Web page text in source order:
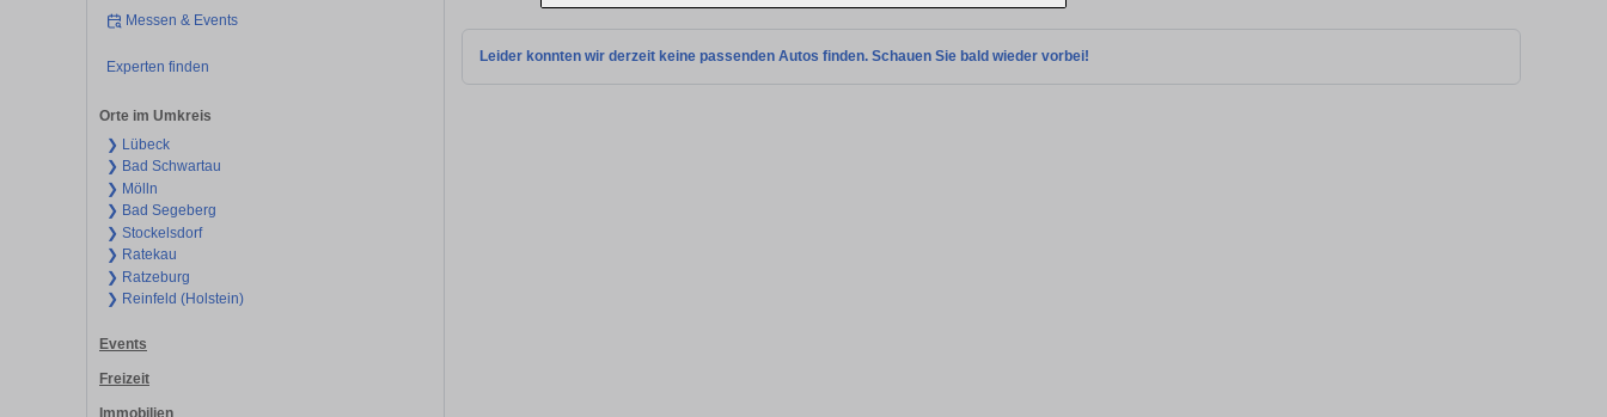
Messen & Events
Experten finden
Orte im Umkreis
❯ Lübeck
❯ Bad Schwartau
❯ Mölln
❯ Bad Segeberg
❯ Stockelsdorf
❯ Ratekau
❯ Ratzeburg
❯ Reinfeld (Holstein)
Events
Freizeit
Immobilien
Leider konnten wir derzeit keine passenden Autos finden. Schauen Sie bald wieder vorbei!